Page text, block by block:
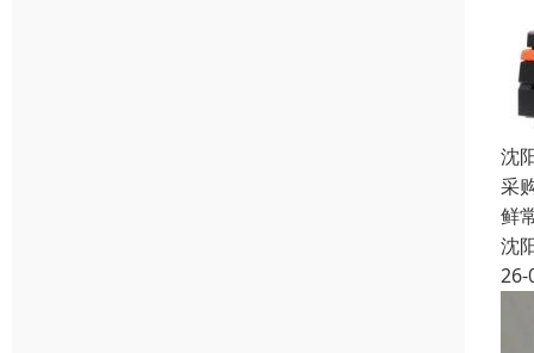
沈
采
鲜
沈
26-